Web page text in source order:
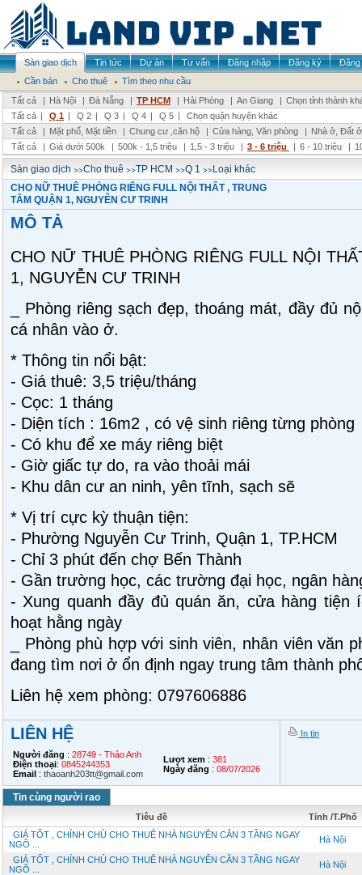
Sàn giao dịch Tin tức Dự án Tư vấn Đăng nhập Đăng ký
Đăng
Cần bán
Cho thuê
Tìm theo nhu cầu
Tất cả
| Hà Nội | Đà Nẵng | TP HCM | Hải Phòng | An Giang | Chọn tỉnh thành
Tất cả | Q 1 | Q 2 | Q 3 | Q 4 | Q 5 |
Chọn quận huyện khác
Tất cả
| Mặt phố, Mặt tiền | Chung cư ,căn hộ | Cửa hàng, Văn phòng | Nhà ở, Đất ở
Tất cả
| Giá dưới 500k | 500k - 1,5 triệu | 1,5 - 3 triệu | 3 - 6 triệu | 6 - 10 triệu |
Sàn giao dịch >>Cho thuê >>TP HCM >>Q 1 >>Loại khác
CHO NỮ THUÊ PHÒNG RIÊNG FULL NỘI THẤT , TRUNG
TÂM QUẬN 1, NGUYỄN CƯ TRINH
MÔ TẢ
CHO NỮ THUÊ PHÒNG RIÊNG FULL NỘI
1, NGUYỄN CƯ TRINH
_ Phòng riêng sạch đẹp, thoáng mát, đầy đủ
cá nhân vào ở.
* Thông tin nổi bật:
- Giá thuê: 3,5 triệu/tháng
- Cọc: 1 tháng
- Diện tích : 16m2 , có vệ sinh riêng từng phòng
- Có khu để xe máy riêng biệt
- Giờ giấc tự do, ra vào thoải mái
- Khu dân cư an ninh, yên tĩnh, sạch sẽ
* Vị trí cực kỳ thuận tiện:
- Phường Nguyễn Cư Trinh, Quận 1, TP.HCM
- Chỉ 3 phút đến chợ Bến Thành
- Gần trường học, các trường đại học, ngân
- Xung quanh đầy đủ quán ăn, cửa hàng tiện
hoạt hằng ngày
_ Phòng phù hợp với sinh viên, nhân viên văn
đang tìm nơi ở ổn định ngay trung tâm thành
Liên hệ xem phòng: 0797606886
LIÊN HỆ
Người đăng : 28749 - Thảo Anh
Điện thoại: 0845244353
Email : thaoanh203tt@gmail.com
Lượt xem : 381
Ngày đăng : 08/07/2026
In tin
Tin cùng người rao
Tiêu đề
Tỉnh /T.Phố
GIÁ TỐT , CHÍNH CHỦ CHO THUÊ NHÀ NGUYÊN CĂN 3 TẦNG NGAY
NGÕ ...
Hà Nội
GIÁ TỐT , CHÍNH CHỦ CHO THUÊ NHÀ NGUYÊN CĂN 3 TẦNG NGAY
NGÕ ...
Hà Nội